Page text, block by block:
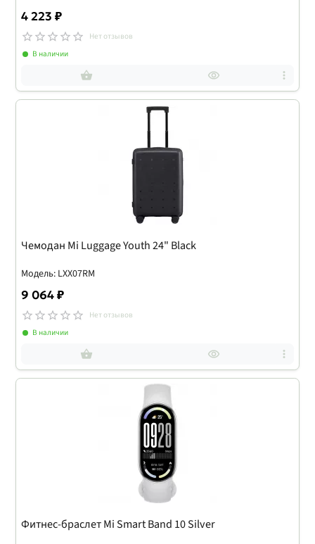
4 223 ₽
Нет отзывов
В наличии
Чемодан Mi Luggage Youth 24" Black
Модель: LXX07RM
9 064 ₽
Нет отзывов
В наличии
Фитнес-браслет Mi Smart Band 10 Silver